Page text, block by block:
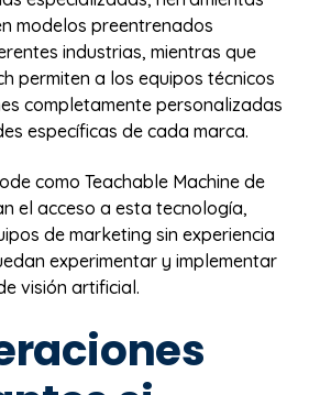
modelos preentrenados
industrias, mientras que
permiten a los equipos técnicos
completamente personalizadas
específicas de cada marca.
como Teachable Machine de
el acceso a esta tecnología,
de marketing sin experiencia
experimentar y implementar
visión artificial.